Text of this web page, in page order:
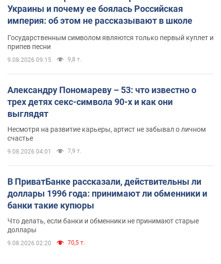
Украины и почему ее боялась Российская
империя: об этом не рассказывают в школе
Государственным символом являются только первый куплет и
припев песни
9.08.2026 09:15 9,8 т.
Александру Пономареву – 53: что известно о
трех детях секс-символа 90-х и как они
выглядят
Несмотря на развитие карьеры, артист не забывал о личном
счастье
9.08.2026 04:01 7,9 т.
В ПриватБанке рассказали, действительны ли
доллары 1996 года: принимают ли обменники и
банки такие купюры
Что делать, если банки и обменники не принимают старые
доллары
9.08.2026 02:20 70,5 т.